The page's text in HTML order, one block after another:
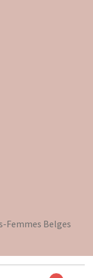
Femmes Belges